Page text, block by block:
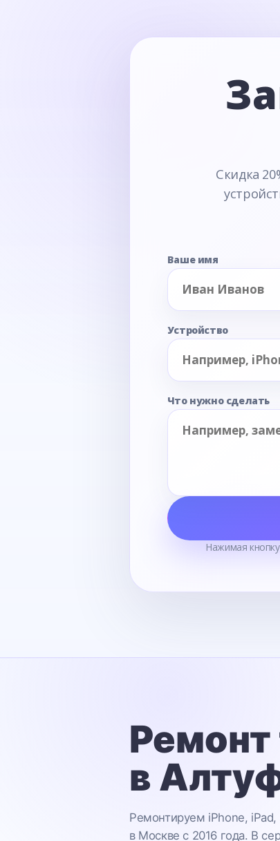
Скидка
Ваше имя
Устройство
Что нужно сделать
Нажимая
Ремонт
в
Ремонтируем iPhone, iPad,
в Москве с 2016 года. В